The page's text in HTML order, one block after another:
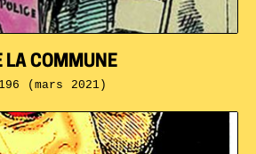
LA COMMUNE
(mars 2021)